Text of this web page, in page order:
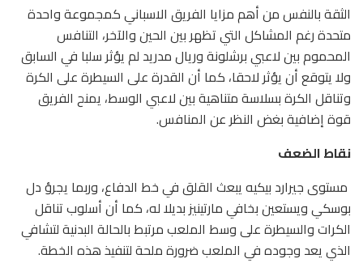
الثقة بالنفس من أهم مزايا الفريق الاسباني كمجموعة واحدة
متحدة رغم المشاكل التي تظهر بين الحين والآخر، التنافس
المحموم بين لاعبي برشلونة وريال مدريد لم يؤثر سلبا في السابق
ولا يتوقع أن يؤثر لاحقا، كما أن القدرة على السيطرة على الكرة
وتناقل الكرة بسلاسة متناهية بين لاعبي الوسط، يمنح الفريق
قوة إضافية بغض النظر عن المنافس.
نقاط الضعف
مستوى جيرارد بيكيه يبعث القلق في خط الدفاع، وربما يجرؤ دل
بوسكي ويستعين بخافي مارتينيز بديلا له، كما أن أسلوب تناقل
الكرات والسيطرة على وسط الملعب مرتبط بالحالة البدنية لتشافي
الذي يعد وجوده في الملعب ضرورة ملحة لتنفيذ هذه الخطة.